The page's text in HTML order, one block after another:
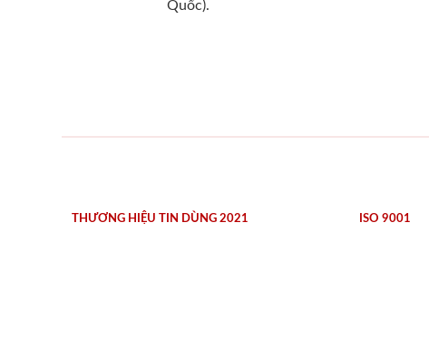
Quốc).
THƯƠNG HIỆU TIN DÙNG 2021 ISO 9001